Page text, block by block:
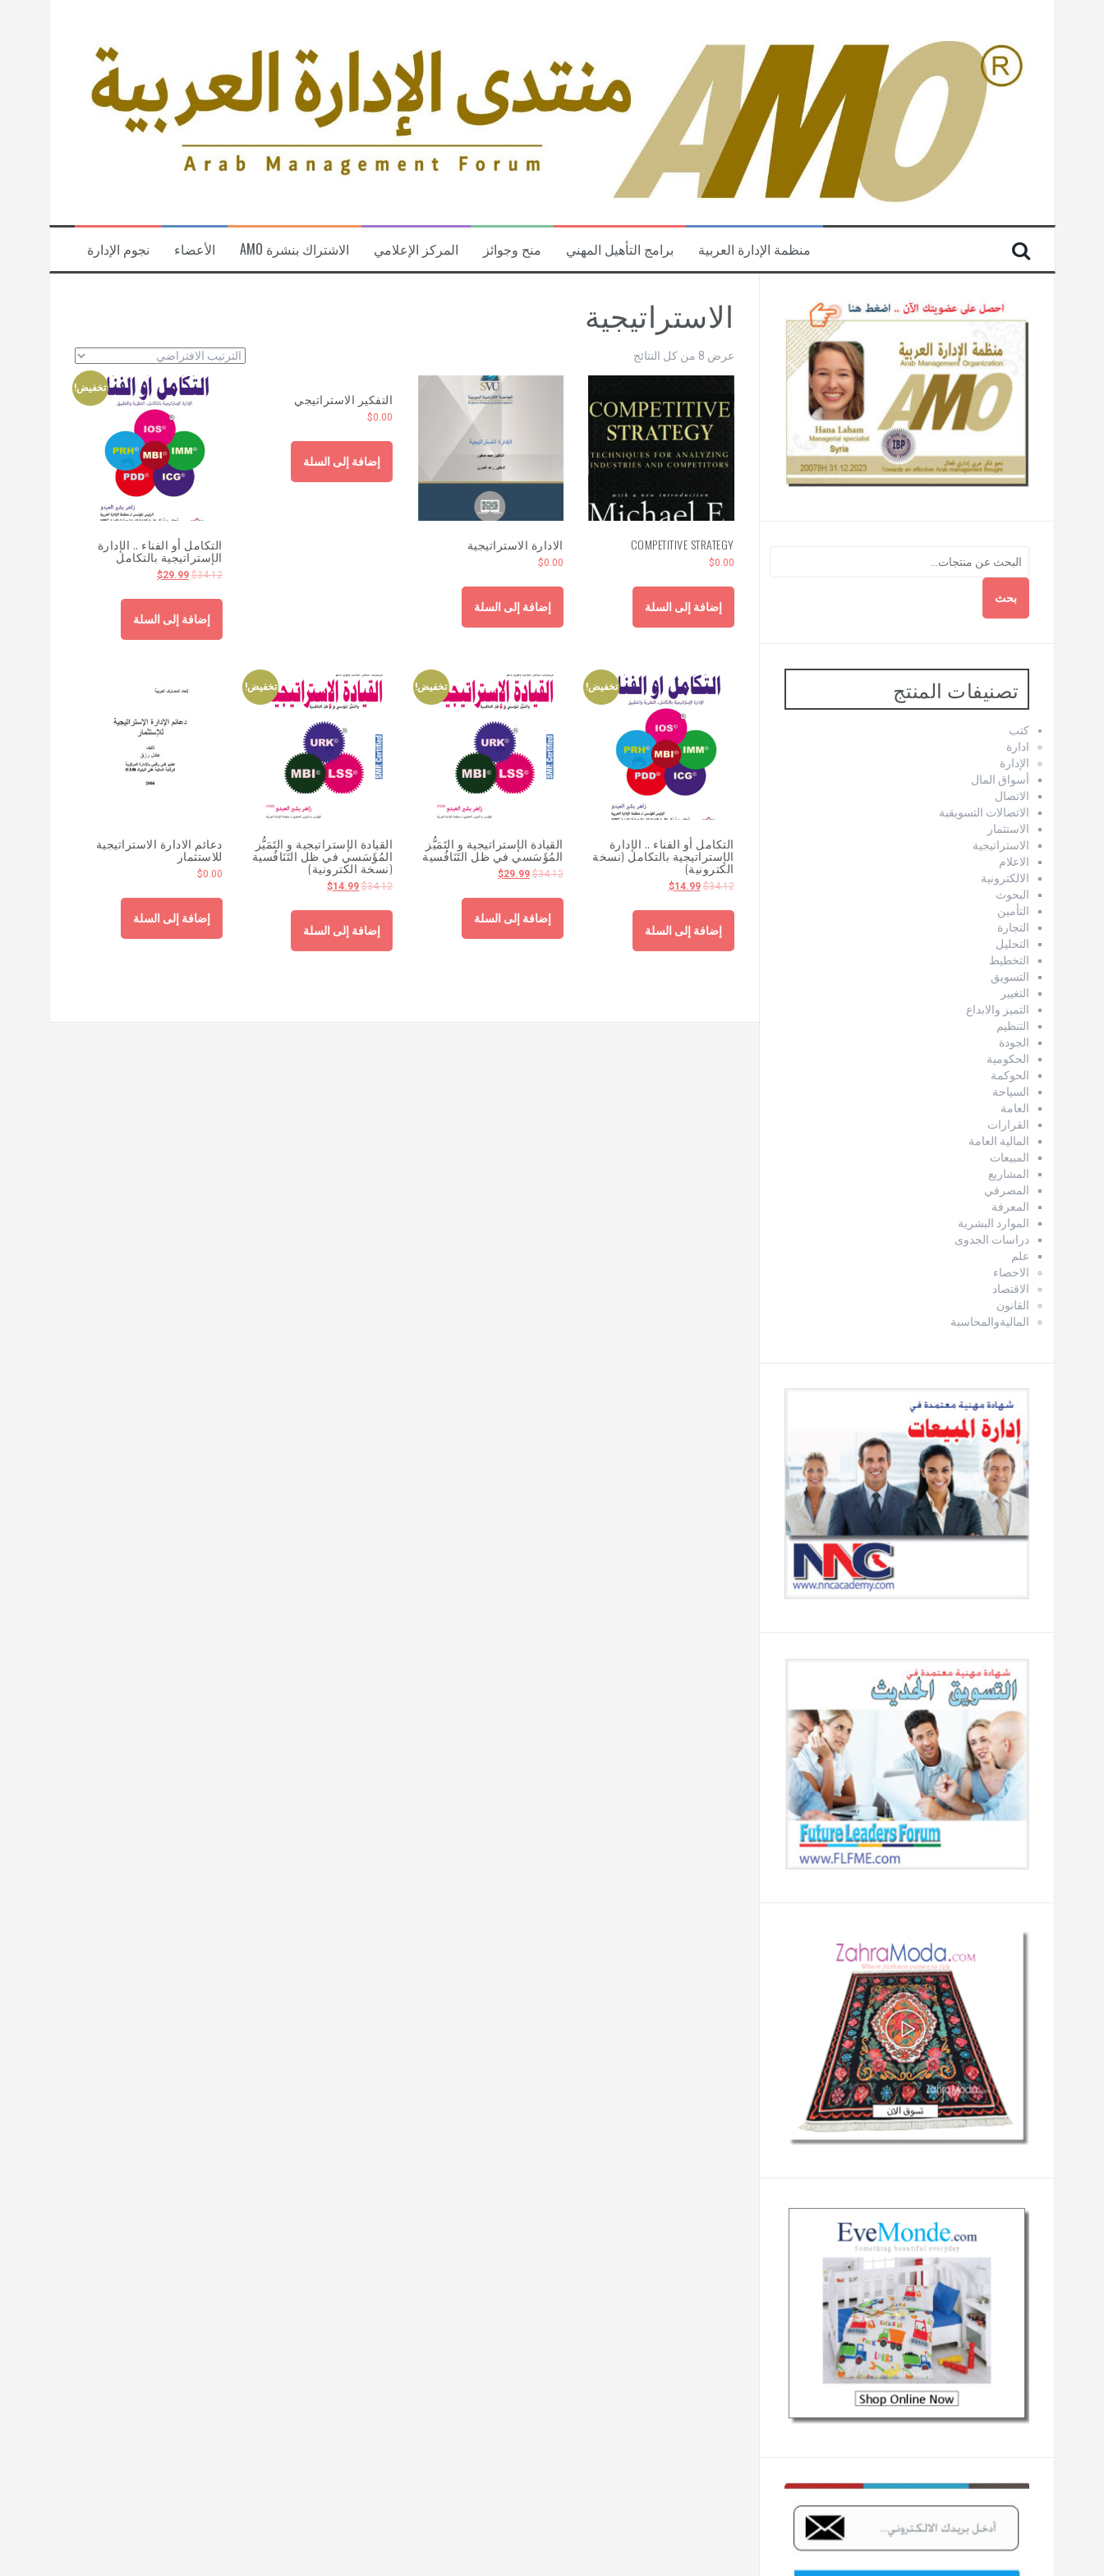
نجوم الإدارة الأعضاء الاشتراك بنشرة AMO المركز الإعلامي منح وجوائز برامج التأهيل المهني منظمة الإدارة العربية
الاستراتيجية
عرض ⁦8⁩ من كل النتائج
COMPETITIVE STRATEGY
$0.00
إضافة إلى السلة
الادارة الاستراتيجية
$0.00
إضافة إلى السلة
التفكير الاستراتيجي
$0.00
إضافة إلى السلة
تخفيض!
التكامل أو الفناء .. الإدارة
الإستراتيجية بالتكامل
$34.12
$29.99
إضافة إلى السلة
تخفيض!
التكامل أو الفناء .. الإدارة
الإستراتيجية بالتكامل (نسخة
الكترونية)
$34.12
$14.99
إضافة إلى السلة
تخفيض!
القيادة الإستراتيجية و التَمَيُّز
المُؤَسَسي في ظل التَنَافُسية
$34.12
$29.99
إضافة إلى السلة
تخفيض!
القيادة الإستراتيجية و التَمَيُّز
المُؤَسَسي في ظل التَنَافُسية
(نسخة الكترونية)
$34.12
$14.99
إضافة إلى السلة
دعائم الادارة الاستراتيجية
للاستثمار
$0.00
إضافة إلى السلة
بحث
تصنيفات المنتج
كتب
ادارة
الإدارة
أسواق المال
الاتصال
الاتصالات التسويقية
الاستثمار
الاستراتيجية
الاعلام
الالكترونية
البحوث
التأمين
التجارة
التحليل
التخطيط
التسويق
التغيير
التميز والابداع
التنظيم
الجودة
الحكومية
الحوكمة
السياحة
العامة
القرارات
المالية العامة
المبيعات
المشاريع
المصرفي
المعرفة
الموارد البشرية
دراسات الجدوى
علم
الاحصاء
الاقتصاد
القانون
الماليةوالمحاسبة